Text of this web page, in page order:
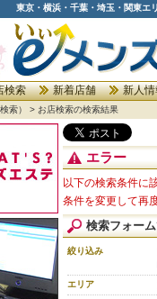
東京・横浜・千葉・埼玉・関東エ
検索 新着店舗 新人
索） > お店検索の検索結果
エラー
以下の検索条件に
条件を変更して再
検索フォー
絞り込み
エリア